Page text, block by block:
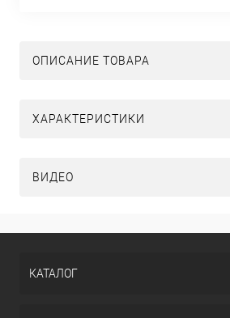
ОПИСАНИЕ ТОВАРА
ХАРАКТЕРИСТИКИ
ВИДЕО
КАТАЛОГ